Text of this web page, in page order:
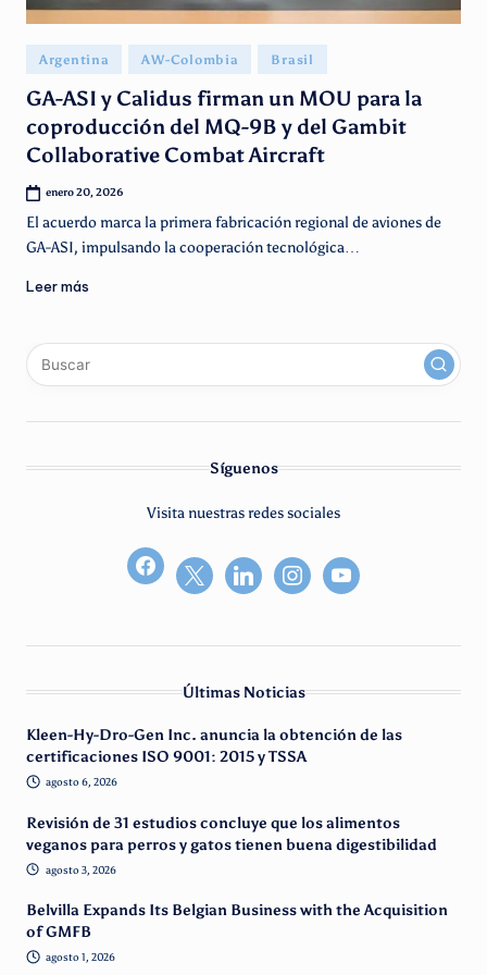
g
e
n
ti
n
o
Publicado
en
Argentina AW-Colombia Brasil
GA-ASI y Calidus firman un MOU para la
coproducción del MQ-9B y del Gambit
Collaborative Combat Aircraft
enero 20, 2026
El acuerdo marca la primera fabricación regional de aviones de
GA-ASI, impulsando la cooperación tecnológica…
Leer más
Síguenos
Visita nuestras redes sociales
facebook2
Últimas Noticias
Kleen-Hy-Dro-Gen Inc. anuncia la obtención de las
certificaciones ISO 9001: 2015 y TSSA
agosto 6, 2026
Revisión de 31 estudios concluye que los alimentos
veganos para perros y gatos tienen buena digestibilidad
agosto 3, 2026
Belvilla Expands Its Belgian Business with the Acquisition
of GMFB
agosto 1, 2026